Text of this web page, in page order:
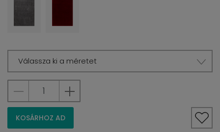
Válassza ki a méretet
KOSÁRHOZ AD